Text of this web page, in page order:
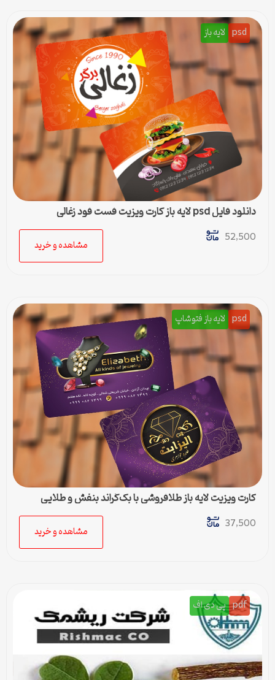
psd لایه باز
دانلود فایل psd لایه باز کارت ویزیت فست فود زغالی
52,500
مشاهده و خرید
psd لایه باز فتوشاپ
کارت ویزیت لایه باز طلافروشی با بک‌گراند بنفش و طلایی
37,500
مشاهده و خرید
pdf پی دی اف